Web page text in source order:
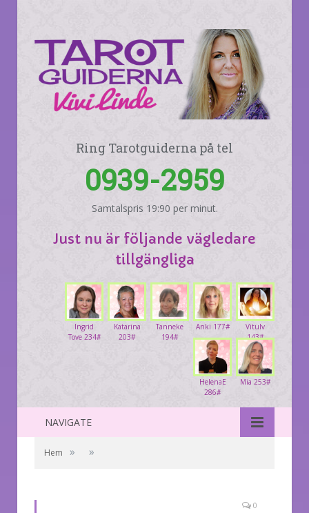
Ring Tarotguiderna på tel
0939-2959
Samtalspris 19:90 per minut.
Just nu är följande vägledare
tillgängliga
Vitulv
143#
Anki 177#
Tanneke
194#
Katarina
203#
Ingrid
Tove 234#
Mia 253#
HelenaE
286#
NAVIGATE
Hem » »
0